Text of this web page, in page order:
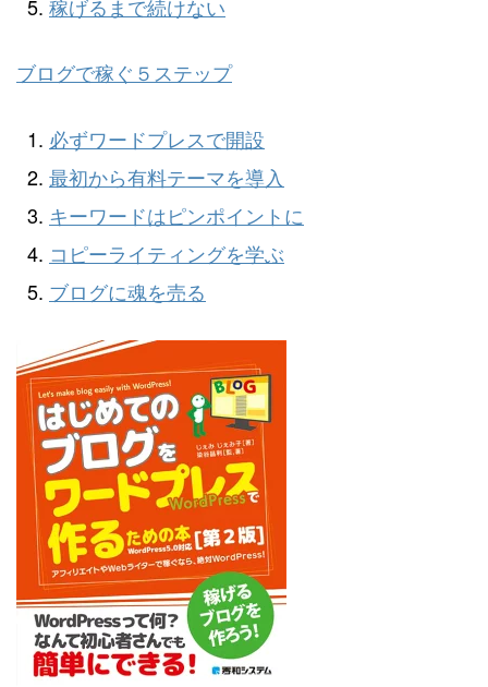
稼げるまで続けない
ブログで稼ぐ５ステップ
必ずワードプレスで開設
最初から有料テーマを導入
キーワードはピンポイントに
コピーライティングを学ぶ
ブログに魂を売る